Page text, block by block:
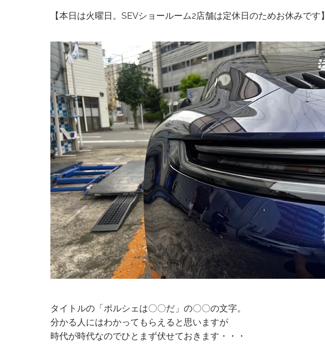
【本日は火曜日。SEVショールーム2店舗は定休日のためお休みです】
タイトルの「ポルシェは〇〇だ」の〇〇の文字。
分かる人にはわかってもらえると思いますが
時代が時代なのでひとまず伏せておきます・・・